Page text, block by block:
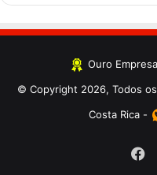
Ouro
© Copyright 2026, Todos
Costa Rica -